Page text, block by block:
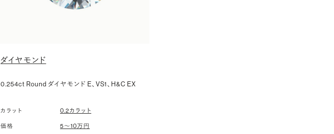
ダイヤモンド
0.254ct Round ダイヤモンド E、VS1、H&C EX
カラット 0.2カラット
価格 5〜10万円